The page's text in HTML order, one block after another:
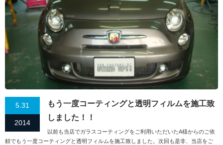
5.31
2014
もう一度コーティングと透明フィルムを施工致
しました！！
以前も当店でガラスコーティングをご利用いただいたA様からのご依
頼でもう一度コーティングと透明フィルムを施工致しました。次回も是非、当店をご